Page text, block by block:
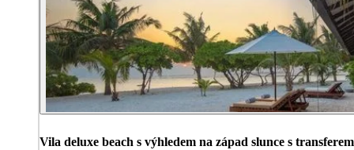
Vila deluxe beach s výhledem na západ slunce s